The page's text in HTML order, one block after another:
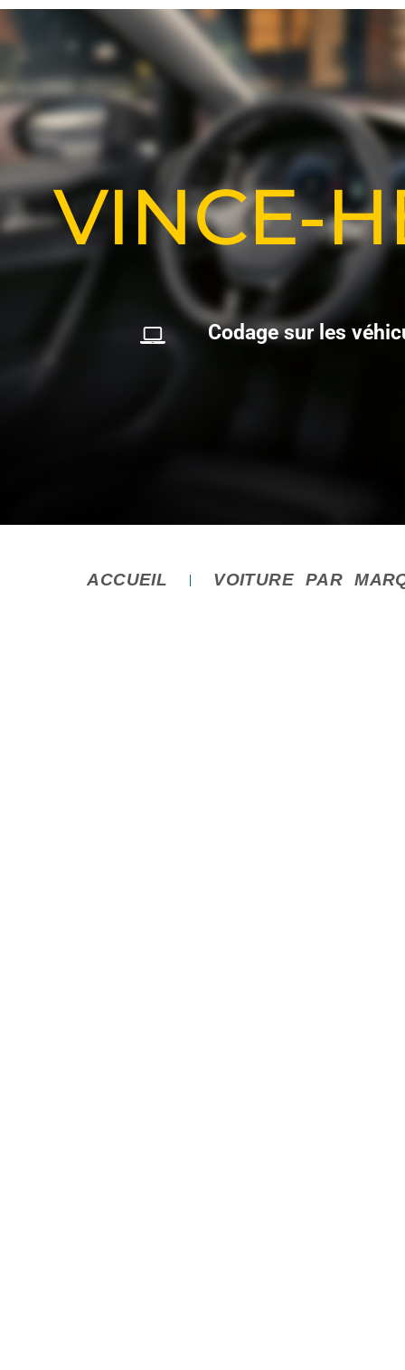
VINCE-
Codage sur les véhic
ACCUEIL VOITURE PAR